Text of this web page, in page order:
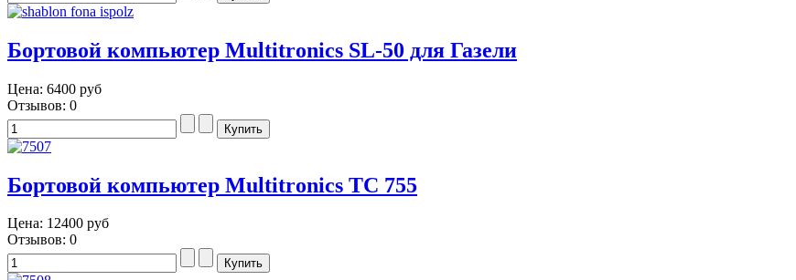
Бортовой компьютер Multitronics SL-50 для Газели
Цена: 6400 руб
Отзывов: 0
Бортовой компьютер Multitronics TC 755
Цена: 12400 руб
Отзывов: 0